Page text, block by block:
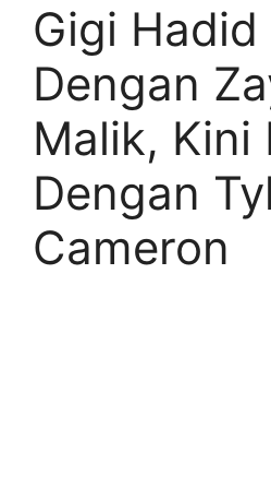
Gigi Hadid
Dengan
Malik, Kini
Dengan
Cameron